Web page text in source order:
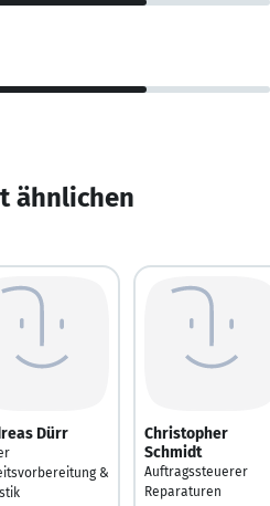
ähnlichen
Dürr
&
Christopher
Schmidt
Auftragssteuerer
Reparaturen